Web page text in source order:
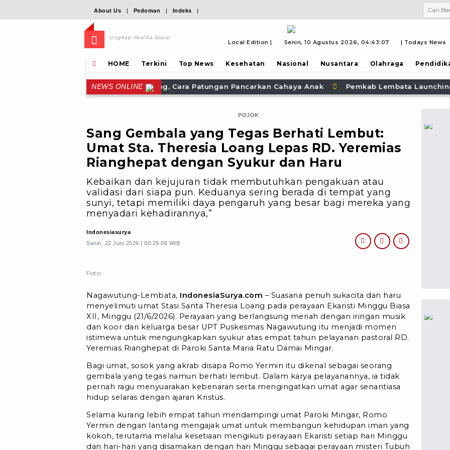
About Us | Pedoman | Indeks |
Ungkap Realita Sosial
Local Edition | Senin, 10 Agustus 2026,04:43:10 | Todays News
HOME Terkini Top News Kesehatan Nasional Nusantara Olahraga
NEWS ONLINE
Cara Patungan Pancarkan Cahaya Anak Pemkab Lembata Launching Rumah Potong Unggas, Dorong
POJOK
Sang Gembala yang Tegas Berhati Lembut:
Umat Sta. Theresia Loang Lepas RD. Yeremias
Rianghepat dengan Syukur dan Haru
Kebaikan dan kejujuran tidak membutuhkan pengakuan atau
validasi dari siapa pun. Keduanya sering berada di tempat yang
sunyi, tetapi memiliki daya pengaruh yang besar bagi mereka yang
menyadari kehadirannya,”
Indonesiasurya
Senin, 22 Juni 2026 | 00:29:06 WIB
Foto
Nagawutung-Lembata, IndonesiaSurya.com – Suasana penuh sukacita dan haru
menyelimuti umat Stasi Santa Theresia Loang pada perayaan Ekaristi Minggu Biasa
XII, Minggu (21/6/2026). Perayaan yang berlangsung meriah dengan iringan musik
dan koor dari keluarga besar UPT Puskesmas Nagawutung itu menjadi momen
istimewa untuk mengungkapkan syukur atas empat tahun pelayanan pastoral RD.
Yeremias Rianghepat di Paroki Santa Maria Ratu Damai Mingar.
Bagi umat, sosok yang akrab disapa Romo Yermin itu dikenal sebagai seorang
gembala yang tegas namun berhati lembut. Dalam karya pelayanannya, ia tidak
pernah ragu menyuarakan kebenaran serta mengingatkan umat agar senantiasa
hidup selaras dengan ajaran Kristus.
Selama kurang lebih empat tahun mendampingi umat Paroki Mingar, Romo
Yermin dengan lantang mengajak umat untuk membangun kehidupan iman yang
kokoh, terutama melalui kesetiaan mengikuti perayaan Ekaristi setiap hari Minggu
dan hari-hari yang disamakan dengan hari Minggu sebagai perayaan misteri Tubuh